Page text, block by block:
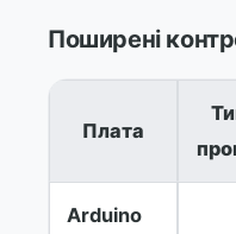
Поширені
Плата
Arduino